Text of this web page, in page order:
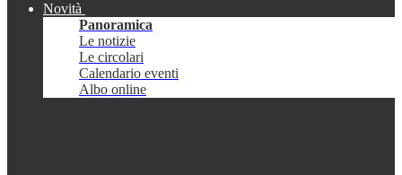
Novità
Panoramica
Le notizie
Le circolari
Calendario eventi
Albo online